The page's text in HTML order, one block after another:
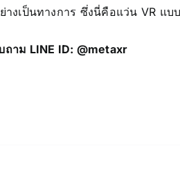
through
างเป็นทางการ ซึ่งนี่คือแว่น VR แ
าม LINE ID: @metaxr